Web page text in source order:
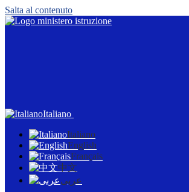
Salta al contenuto
Italiano
Italiano
English
Français
中文
عربى